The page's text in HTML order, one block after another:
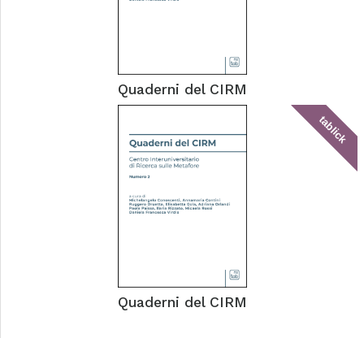
Quaderni del CIRM
tablick
Quaderni del CIRM